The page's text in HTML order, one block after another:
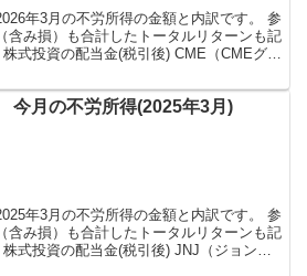
年3月の不労所得の金額と内訳です。 参
含み損）も合計したトータルリターンも記
式投資の配当金(税引後) CME（CMEグル
今月の不労所得(2025年3月)
年3月の不労所得の金額と内訳です。 参
含み損）も合計したトータルリターンも記
式投資の配当金(税引後) JNJ（ジョンソ